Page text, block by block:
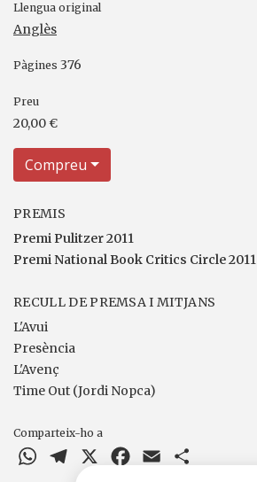
Llengua original
Anglès
Pàgines 376
Preu
20,00 €
Compreu
PREMIS
Premi Pulitzer 2011
Premi National Book Critics Circle 2011
RECULL DE PREMSA I MITJANS
L'Avui
Presència
L'Avenç
Time Out (Jordi Nopca)
Comparteix-ho a
WhatsAppTelegram Facebook
Email